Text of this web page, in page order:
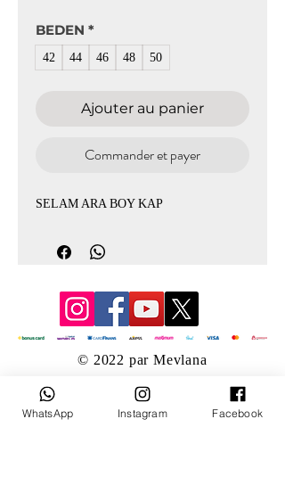
BEDEN *
42 44 46 48 50
Ajouter au panier
Commander et payer
SELAM ARA BOY KAP
© 2022 par Mevlana
WhatsApp Instagram Facebook